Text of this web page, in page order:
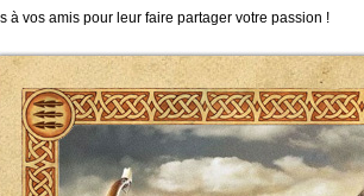
à vos amis pour leur faire partager votre passion !